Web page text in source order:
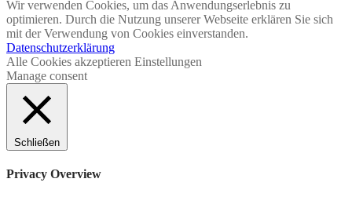
Wir verwenden Cookies, um das Anwendungserlebnis zu
optimieren. Durch die Nutzung unserer Webseite erklären Sie sich
mit der Verwendung von Cookies einverstanden.
Datenschutzerklärung
Alle Cookies akzeptieren Einstellungen
Manage consent
Schließen
Privacy Overview